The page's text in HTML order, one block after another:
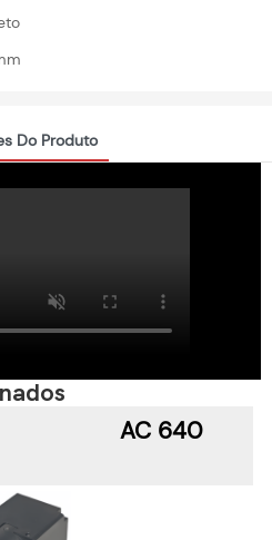
Do Produto
AC 640